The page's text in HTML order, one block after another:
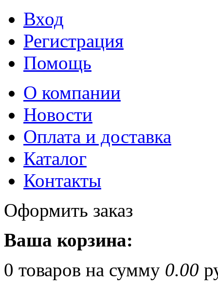
Вход
Регистрация
Помощь
О компании
Новости
Оплата и доставка
Каталог
Контакты
Оформить заказ
Ваша корзина:
0 товаров на сумму 0.00